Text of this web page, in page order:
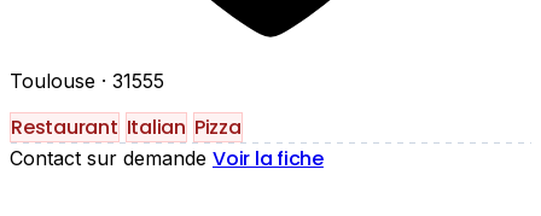
Toulouse · 31555
Restaurant Italian Pizza
Contact sur demande Voir la fiche